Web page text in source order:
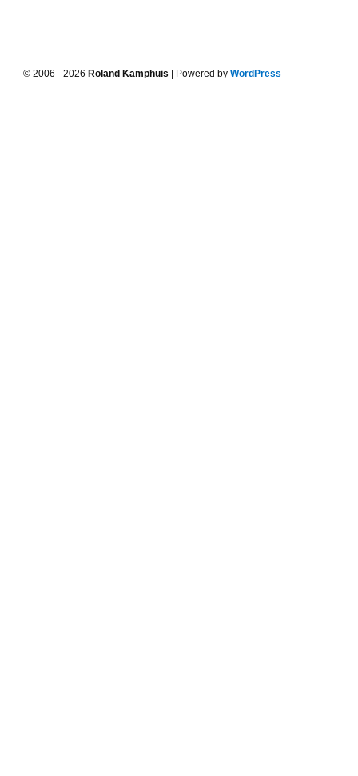
© 2006 - 2026 Roland Kamphuis | Powered by WordPress